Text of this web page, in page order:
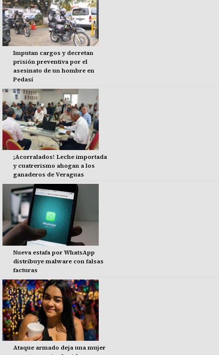
Imputan cargos y decretan
prisión preventiva por el
asesinato de un hombre en
Pedasí
¡Acorralados! Leche importada
y cuatrerismo ahogan a los
ganaderos de Veraguas
Nueva estafa por WhatsApp
distribuye malware con falsas
facturas
Ataque armado deja una mujer